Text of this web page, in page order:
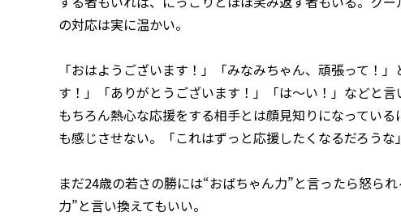
の対応は実に温かい。
「おはようございます！」「みなみちゃん、頑張って！
す！」「ありがとうございます！」「は～い！」などと言
もちろん熱心な応援をする相手とは顔見知りになってい
も感じさせない。「これはずっと応援したくなるだろうな
まだ24歳の若さの勝には“おばちゃん力”と言ったら怒ら
力”と言い換えてもいい。